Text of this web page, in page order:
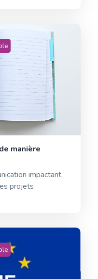
manière
impactant,
projets